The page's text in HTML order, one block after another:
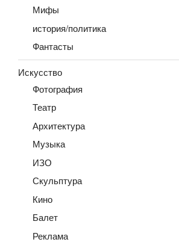
Мифы
история/политика
Фантасты
Искусство
Фотография
Театр
Архитектура
Музыка
ИЗО
Скульптура
Кино
Балет
Реклама